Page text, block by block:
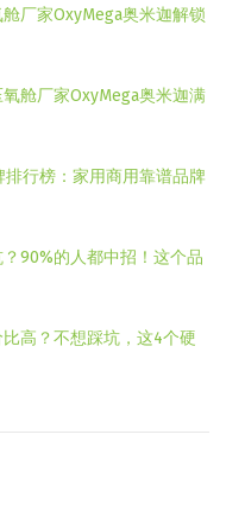
厂家OxyMega奥米迦解锁
舱厂家OxyMega奥米迦满
行榜：家用商用靠谱品牌
90%的人都中招！这个品
高？不想踩坑，这4个硬